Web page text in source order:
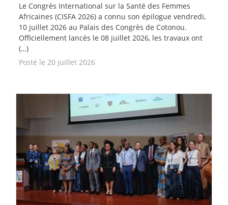
Le Congrès International sur la Santé des Femmes
Africaines (CISFA 2026) a connu son épilogue vendredi,
10 juillet 2026 au Palais des Congrès de Cotonou.
Officiellement lancés le 08 juillet 2026, les travaux ont
(…)
Posté le 20 juillet 2026